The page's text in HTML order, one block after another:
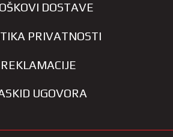
DOSTAVE
PRIVATNOSTI
REKLAMACIJE
UGOVORA